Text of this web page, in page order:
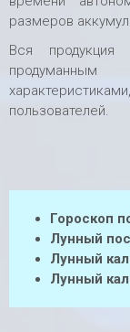
размеров
Вся продукция
пользователей.
Гороскоп
Лунный
Лунный
Лунный